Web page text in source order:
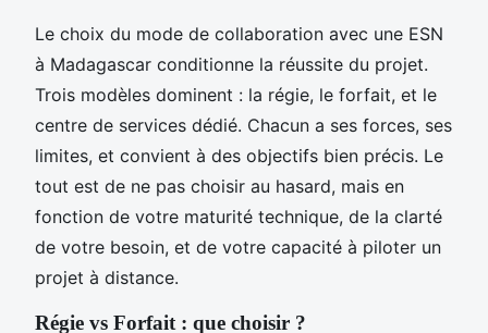
Le choix du mode de collaboration avec une ESN
à Madagascar conditionne la réussite du projet.
Trois modèles dominent : la régie, le forfait, et le
centre de services dédié. Chacun a ses forces, ses
limites, et convient à des objectifs bien précis. Le
tout est de ne pas choisir au hasard, mais en
fonction de votre maturité technique, de la clarté
de votre besoin, et de votre capacité à piloter un
projet à distance.
Régie vs Forfait : que choisir ?